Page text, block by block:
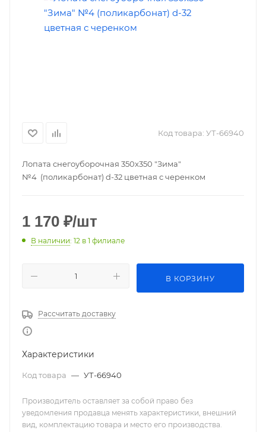
Код товара: УТ-66940
Лопата снегоуборочная 350x350 "Зима"
№4 (поликарбонат) d-32 цветная с черенком
1 170 ₽/шт
В наличии: 12 в 1 филиале
В КОРЗИНУ
Рассчитать доставку
Характеристики
Код товара — УТ-66940
Производитель оставляет за собой право без
уведомления продавца менять характеристики, внешний
вид, комплектацию товара и место его производства.